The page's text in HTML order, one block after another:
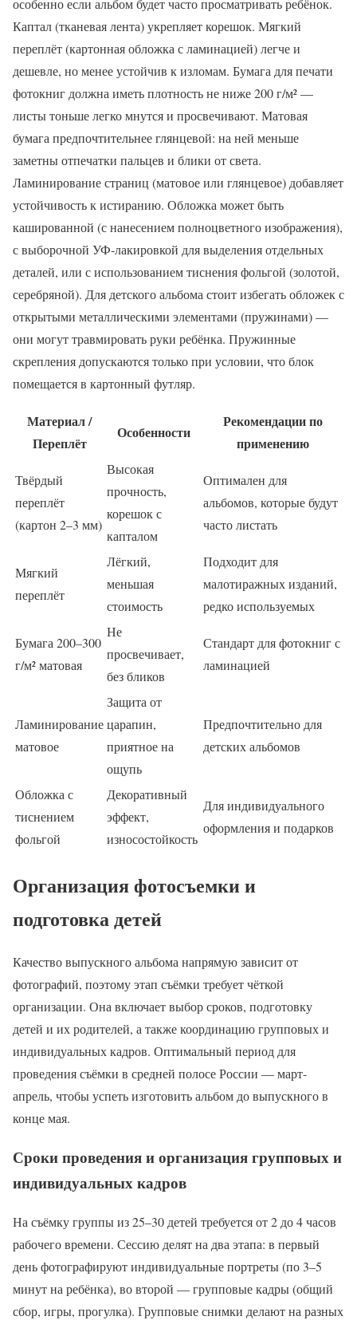
Каптал (тканевая лента) укрепляет корешок. Мягкий
переплёт (картонная обложка с ламинацией) легче и
дешевле, но менее устойчив к изломам. Бумага для печати
фотокниг должна иметь плотность не ниже 200 г/м² —
листы тоньше легко мнутся и просвечивают. Матовая
бумага предпочтительнее глянцевой: на ней меньше
заметны отпечатки пальцев и блики от света.
Ламинирование страниц (матовое или глянцевое) добавляет
устойчивость к истиранию. Обложка может быть
кашированной (с нанесением полноцветного изображения),
с выборочной УФ-лакировкой для выделения отдельных
деталей, или с использованием тиснения фольгой (золотой,
серебряной). Для детского альбома стоит избегать обложек с
открытыми металлическими элементами (пружинами) —
они могут травмировать руки ребёнка. Пружинные
скрепления допускаются только при условии, что блок
помещается в картонный футляр.
Материал /
Переплёт
Особенности
Рекомендации по
применению
Твёрдый
переплёт
(картон 2–3 мм)
Высокая
прочность,
корешок с
капталом
Оптимален для
альбомов, которые будут
часто листать
Мягкий
переплёт
Лёгкий,
меньшая
стоимость
Подходит для
малотиражных изданий,
редко используемых
Бумага 200–300
г/м² матовая
Не
просвечивает,
без бликов
Стандарт для фотокниг с
ламинацией
Ламинирование
матовое
Защита от
царапин,
приятное на
ощупь
Предпочтительно для
детских альбомов
Обложка с
тиснением
фольгой
Декоративный
эффект,
износостойкость
Для индивидуального
оформления и подарков
Организация фотосъемки и
подготовка детей
Качество выпускного альбома напрямую зависит от
фотографий, поэтому этап съёмки требует чёткой
организации. Она включает выбор сроков, подготовку
детей и их родителей, а также координацию групповых и
индивидуальных кадров. Оптимальный период для
проведения съёмки в средней полосе России — март-
апрель, чтобы успеть изготовить альбом до выпускного в
конце мая.
Сроки проведения и организация групповых и
индивидуальных кадров
На съёмку группы из 25–30 детей требуется от 2 до 4 часов
рабочего времени. Сессию делят на два этапа: в первый
день фотографируют индивидуальные портреты (по 3–5
минут на ребёнка), во второй — групповые кадры (общий
сбор, игры, прогулка). Групповые снимки делают на разных